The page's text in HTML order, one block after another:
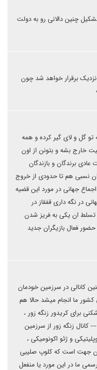
چنین دالانی رو به دولت
نزدیک برقرار خواهد شد چون
گل و لای گیر کرده و همه
خارج بشه و بتونن از اون
برندگان و بازندگان
نسبی هم تا حدودی از خروج
جهانی در مورد این قضیه
۳۰ سال اجماع جهانی در نگه داری قفقاز در
ان یکی به فریز شدن
فعال بازیگران جدید
کانالی در سرزمین خودمان
ما انجام میشد حالا هم
برای کریدور زنگه زور ،
کانال زنگه زور از سرزمین
و ژئو اکونومیکی ،
جهت است که کلوپ صلیبی
ما در این مورد یا منفعل